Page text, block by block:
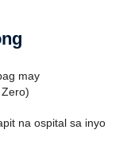
may
na ospital sa inyo